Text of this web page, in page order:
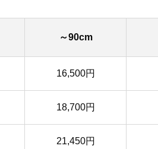
～90cm
16,500円
18,700円
21,450円